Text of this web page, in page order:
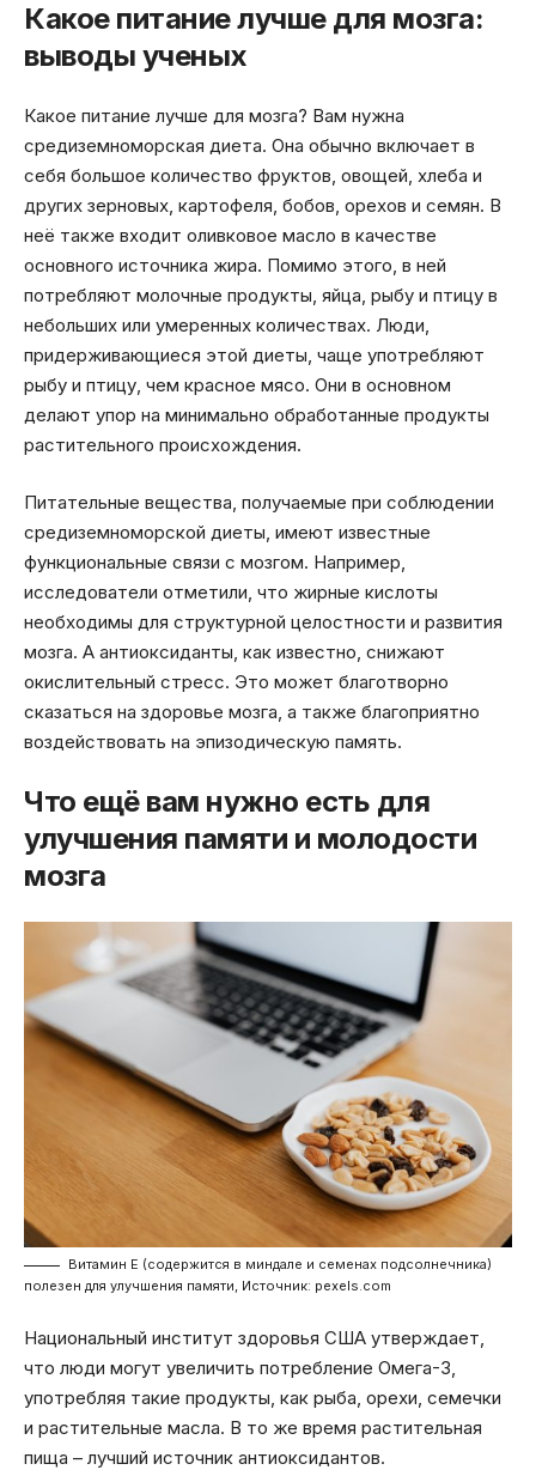
Какое питание лучше для мозга:
выводы ученых
Какое питание лучше для мозга? Вам нужна
средиземноморская диета. Она обычно включает в
себя большое количество фруктов, овощей, хлеба и
других зерновых, картофеля, бобов, орехов и семян. В
неё также входит оливковое масло в качестве
основного источника жира. Помимо этого, в ней
потребляют молочные продукты, яйца, рыбу и птицу в
небольших или умеренных количествах. Люди,
придерживающиеся этой диеты, чаще употребляют
рыбу и птицу, чем красное мясо. Они в основном
делают упор на минимально обработанные продукты
растительного происхождения.
Питательные вещества, получаемые при соблюдении
средиземноморской диеты, имеют известные
функциональные связи с мозгом. Например,
исследователи отметили, что жирные кислоты
необходимы для структурной целостности и развития
мозга. А антиоксиданты, как известно, снижают
окислительный стресс. Это может благотворно
сказаться на здоровье мозга, а также благоприятно
воздействовать на эпизодическую память.
Что ещё вам нужно есть для
улучшения памяти и молодости
мозга
Витамин Е (содержится в миндале и семенах подсолнечника)
полезен для улучшения памяти, Источник: pexels.com
Национальный институт здоровья США утверждает,
что люди могут увеличить потребление Омега-3,
употребляя такие продукты, как рыба, орехи, семечки
и растительные масла. В то же время растительная
пища – лучший источник антиоксидантов.